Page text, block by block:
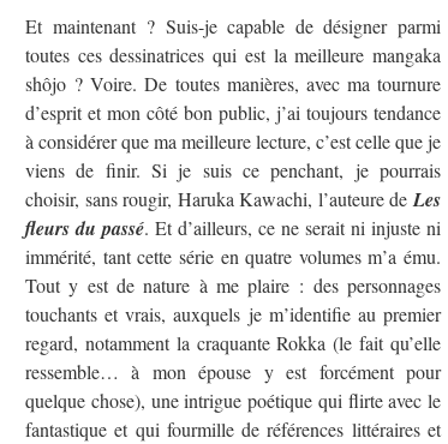
Et maintenant ? Suis-je capable de désigner parmi
toutes ces dessinatrices qui est la meilleure mangaka
shôjo ? Voire. De toutes manières, avec ma tournure
d’esprit et mon côté bon public, j’ai toujours tendance
à considérer que ma meilleure lecture, c’est celle que je
viens de finir. Si je suis ce penchant, je pourrais
choisir, sans rougir, Haruka Kawachi, l’auteure deLes
fleurs du passé. Et d’ailleurs, ce ne serait ni injuste ni
immérité, tant cette série en quatre volumes m’a ému.
Tout y est de nature à me plaire : des personnages
touchants et vrais, auxquels je m’identifie au premier
regard, notamment la craquante Rokka (le fait qu’elle
ressemble… à mon épouse y est forcément pour
quelque chose), une intrigue poétique qui flirte avec le
fantastique et qui fourmille de références littéraires et